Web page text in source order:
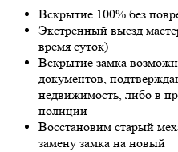
Вскрытие 100% без
Экстренный выезд
время суток)
Вскрытие замка
документов,
недвижимость, либо в
полиции
Восстановим старый
замену замка на новый